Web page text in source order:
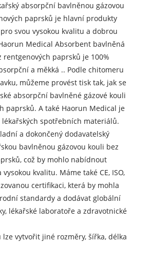
absorpční bavlněnou gázovou
paprsků je hlavní produkty
svou vysokou kvalitu a dobrou
Medical Absorbent bavlněná
rentgenových paprsků je 100%
a měkká .. Podle chitomeru
můžeme provést tisk tak, jak se
absorpční bavlněné gázové kouli
paprsků. A také Haorun Medical je
spotřebních materiálů.
a dokončený dodavatelský
bavlněnou gázovou kouli bez
což by mohlo nabídnout
kvalitu. Máme také CE, ISO,
certifikaci, která by mohla
standardy a dodávat globální
lékařské laboratoře a zdravotnické
lze vytvořit jiné rozměry, šířka, délka